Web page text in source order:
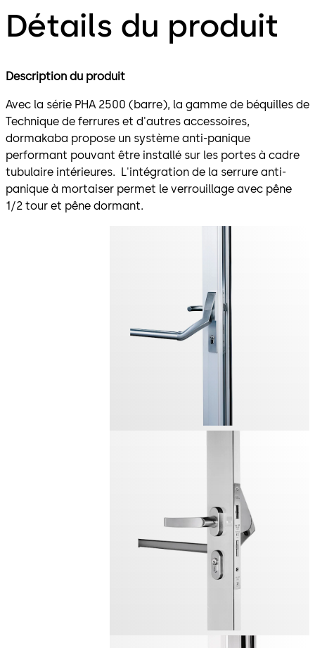
Détails du produit
Description du produit
Avec la série PHA 2500 (barre), la gamme de béquilles de
Technique de ferrures et d'autres accessoires,
dormakaba propose un système anti-panique
performant pouvant être installé sur les portes à cadre
tubulaire intérieures. L'intégration de la serrure anti-
panique à mortaiser permet le verrouillage avec pêne
1/2 tour et pêne dormant.